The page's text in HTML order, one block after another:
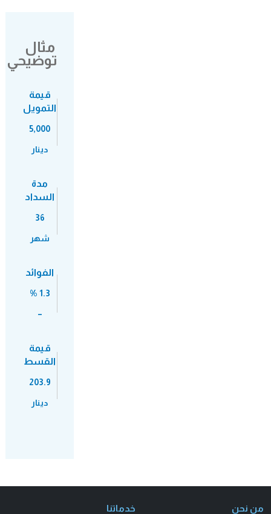
مثال
توضيحي
قيمة
التمويل
5,000
دينار
مدة
السداد
36
شهر
الفوائد
1.3 %
–
قيمة
القسط
203.9
دينار
من نحن خدماتنا